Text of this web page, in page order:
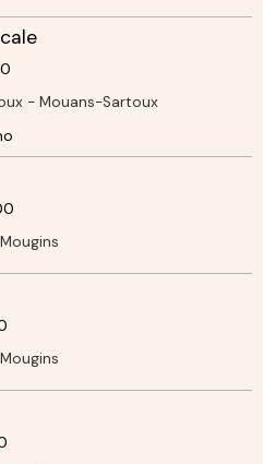
- Mouans-Sartoux